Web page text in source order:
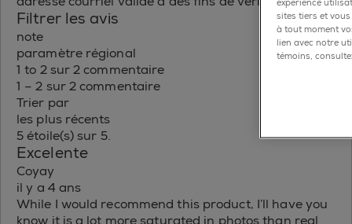
Filtrer les avis
note
paramètre régional
1 to 2 sur 2 commentaire
1 – 2 sur 2 commentaire
Trier par
les plus récents
5 étoile(s) sur 5.
Excelente
Coyay
il y a 4 ans
While I would recommend this product, I’ll have you
know it is a lot more saturated in photos than real
expérience
sites tiers et
à tout moment
lien avec notre
témoins,